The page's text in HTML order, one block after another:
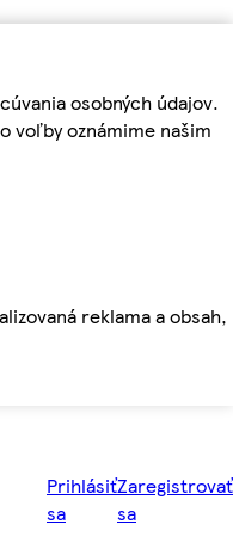
osobných údajov.
voľby oznámime našim
reklama a obsah,
Prihlásiť
sa
Zaregistrovať
sa